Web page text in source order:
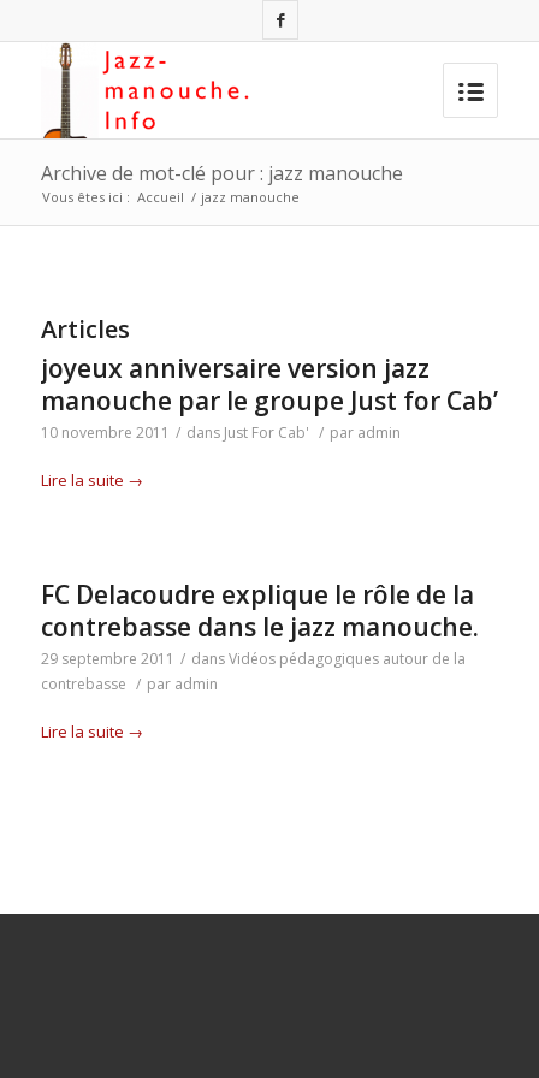
Archive de mot-clé pour : jazz manouche
Vous êtes ici : Accueil / jazz manouche
Articles
joyeux anniversaire version jazz
manouche par le groupe Just for Cab’
10 novembre 2011 / dans Just For Cab' / par admin
Lire la suite →
FC Delacoudre explique le rôle de la
contrebasse dans le jazz manouche.
29 septembre 2011 / dansVidéos pédagogiques autour de la
contrebasse / par admin
Lire la suite →